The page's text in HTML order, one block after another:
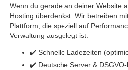
Wenn du gerade an deiner Website
Hosting überdenkst: Wir betreiben
Plattform, die speziell auf
Verwaltung ausgelegt ist.
✔️ Schnelle Ladezeiten
✔️ Deutsche Server & DSGVO-